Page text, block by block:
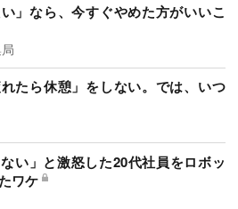
」なら、今すぐやめた方がいいこ
たら休憩」をしない。では、いつ
い」と激怒した20代社員をロボッ
ワケ